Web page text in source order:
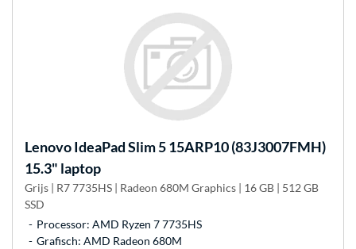
LenovoIdeaPad Slim 5 15ARP10 (83J3007FMH)
15.3" laptop
Grijs | R7 7735HS | Radeon 680M Graphics | 16 GB | 512 GB
SSD
Processor: AMD Ryzen 7 7735HS
Grafisch: AMD Radeon 680M